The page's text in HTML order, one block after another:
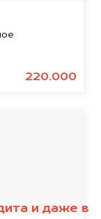
220.000
и даже в